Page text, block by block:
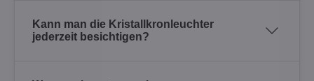
Kann man die Kristallkronleuchter
jederzeit besichtigen?